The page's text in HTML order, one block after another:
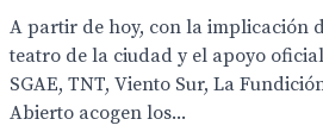
A partir de hoy, con la implicación
teatro de la ciudad y el apoyo
SGAE, TNT, Viento Sur, La
Abierto acogen los...